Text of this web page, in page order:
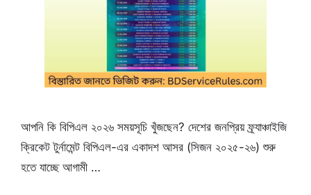
আপনি কি বিপিএল ২০২৬ সময়সূচি খুঁজছেন? দেশের জনপ্রিয় ফ্র্যাঞ্চাইজি
ক্রিকেট টুর্নামেন্ট বিপিএল-এর একাদশ আসর (সিজন ২০২৫-২৬) শুরু
হতে যাচ্ছে আগামী …